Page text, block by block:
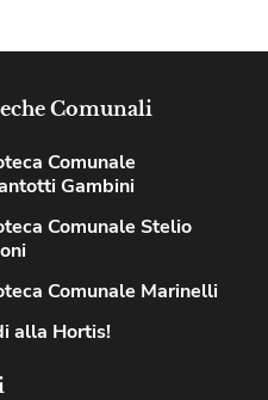
Comunali
Comunale
Gambini
Comunale Stelio
Comunale Marinelli
alla Hortis!